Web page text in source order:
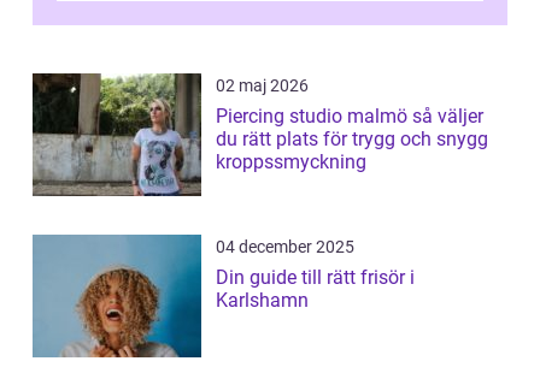
02 maj 2026
Piercing studio malmö så väljer
du rätt plats för trygg och snygg
kroppssmyckning
04 december 2025
Din guide till rätt frisör i
Karlshamn